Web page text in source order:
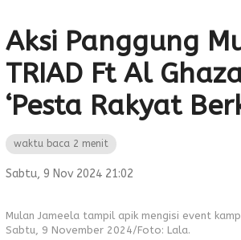
Aksi Panggung
TRIAD Ft Al
‘Pesta Rakyat
waktu baca 2 menit
Sabtu, 9 Nov 2024 21:02
Mulan Jameela tampil apik mengisi event
Sabtu, 9 November 2024/Foto: Lala.